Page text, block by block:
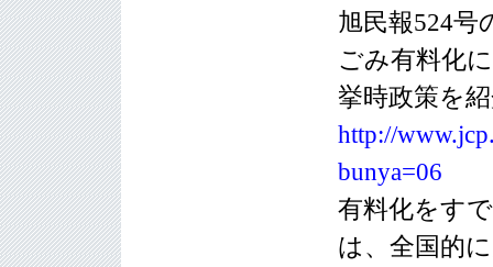
旭民報524号
ごみ有料化
挙時政策を
http://
bunya=06
有料化をす
は、全国的